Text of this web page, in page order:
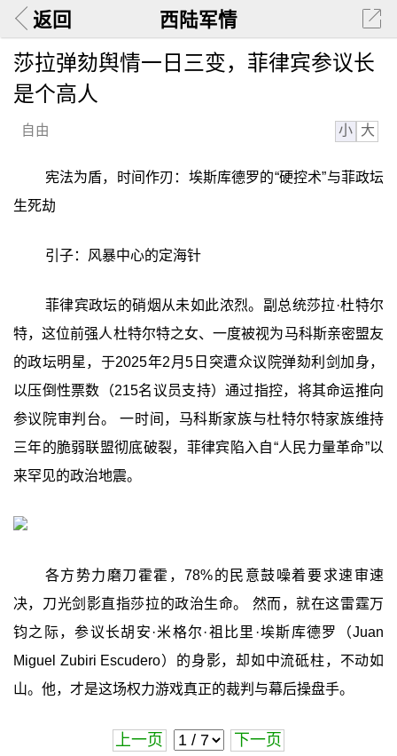
返回 西陆军情
莎拉弹劾舆情一日三变，菲律宾参议长
是个高人
自由 小 大
宪法为盾，时间作刃：埃斯库德罗的“硬控术”与菲政坛
生死劫
引子：风暴中心的定海针
菲律宾政坛的硝烟从未如此浓烈。副总统莎拉·杜特尔
特，这位前强人杜特尔特之女、一度被视为马科斯亲密盟友
的政坛明星，于2025年2月5日突遭众议院弹劾利剑加身，
以压倒性票数（215名议员支持）通过指控，将其命运推向
参议院审判台。 一时间，马科斯家族与杜特尔特家族维持
三年的脆弱联盟彻底破裂，菲律宾陷入自“人民力量革命”以
来罕见的政治地震。
各方势力磨刀霍霍，78%的民意鼓噪着要求速审速
决，刀光剑影直指莎拉的政治生命。 然而，就在这雷霆万
钧之际，参议长胡安·米格尔·祖比里·埃斯库德罗（Juan
Miguel Zubiri Escudero）的身影，却如中流砥柱，不动如
山。他，才是这场权力游戏真正的裁判与幕后操盘手。
上一页 下一页